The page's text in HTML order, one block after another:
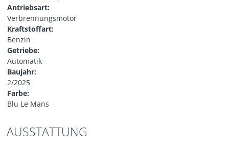
Antriebsart:
Verbrennungsmotor
Kraftstoffart:
Benzin
Getriebe:
Automatik
Baujahr:
2/2025
Farbe:
Blu Le Mans
AUSSTATTUNG